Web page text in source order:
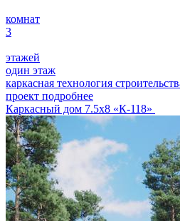
комнат
3
этажей
один этаж
каркасная технология
проект подробнее
Каркасный дом 7.5х8 «К-118»